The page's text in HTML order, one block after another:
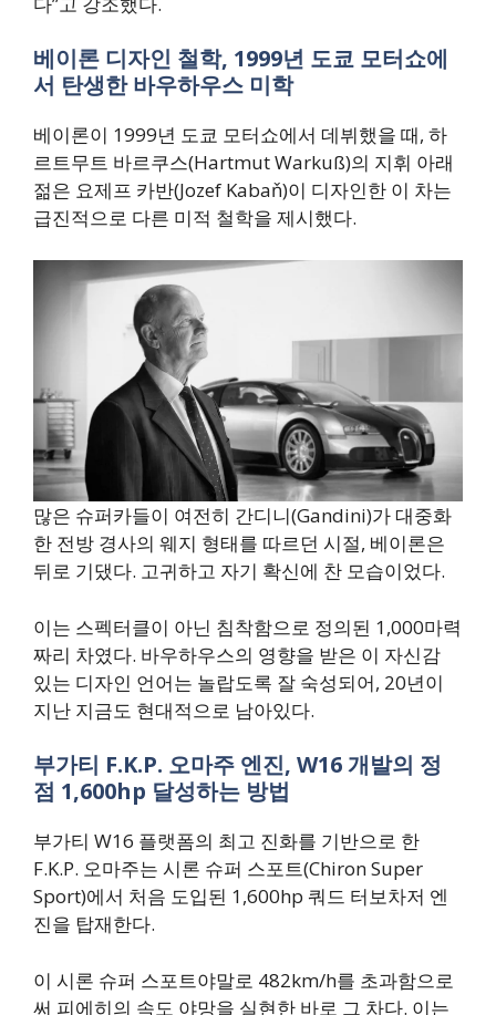
베이론 디자인 철학, 1999년 도쿄 모터쇼에
서 탄생한 바우하우스 미학
베이론이 1999년 도쿄 모터쇼에서 데뷔했을 때, 하
르트무트 바르쿠스(Hartmut Warkuß)의 지휘 아래
젊은 요제프 카반(Jozef Kabaň)이 디자인한 이 차는
급진적으로 다른 미적 철학을 제시했다.
많은 슈퍼카들이 여전히 간디니(Gandini)가 대중화
한 전방 경사의 웨지 형태를 따르던 시절, 베이론은
뒤로 기댔다. 고귀하고 자기 확신에 찬 모습이었다.
이는 스펙터클이 아닌 침착함으로 정의된 1,000마력
짜리 차였다. 바우하우스의 영향을 받은 이 자신감
있는 디자인 언어는 놀랍도록 잘 숙성되어, 20년이
지난 지금도 현대적으로 남아있다.
부가티 F.K.P. 오마주 엔진, W16 개발의 정
점 1,600hp 달성하는 방법
부가티 W16 플랫폼의 최고 진화를 기반으로 한
F.K.P. 오마주는 시론 슈퍼 스포트(Chiron Super
Sport)에서 처음 도입된 1,600hp 쿼드 터보차저 엔
진을 탑재한다.
이 시론 슈퍼 스포트야말로 482km/h를 초과함으로
써 피에히의 속도 야망을 실현한 바로 그 차다. 이는